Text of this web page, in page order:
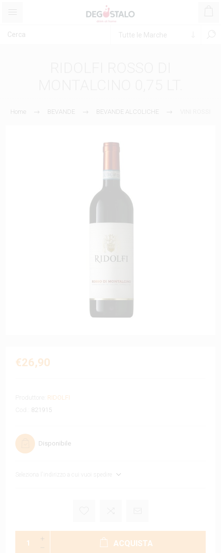
Home BEVANDE BEVANDE ALCOLICHE
€26,90
Produttore:
RIDOLFI
821915
Disponibile
Seleziona l'indirizzo a cui vuoi spedire
ACQUISTA